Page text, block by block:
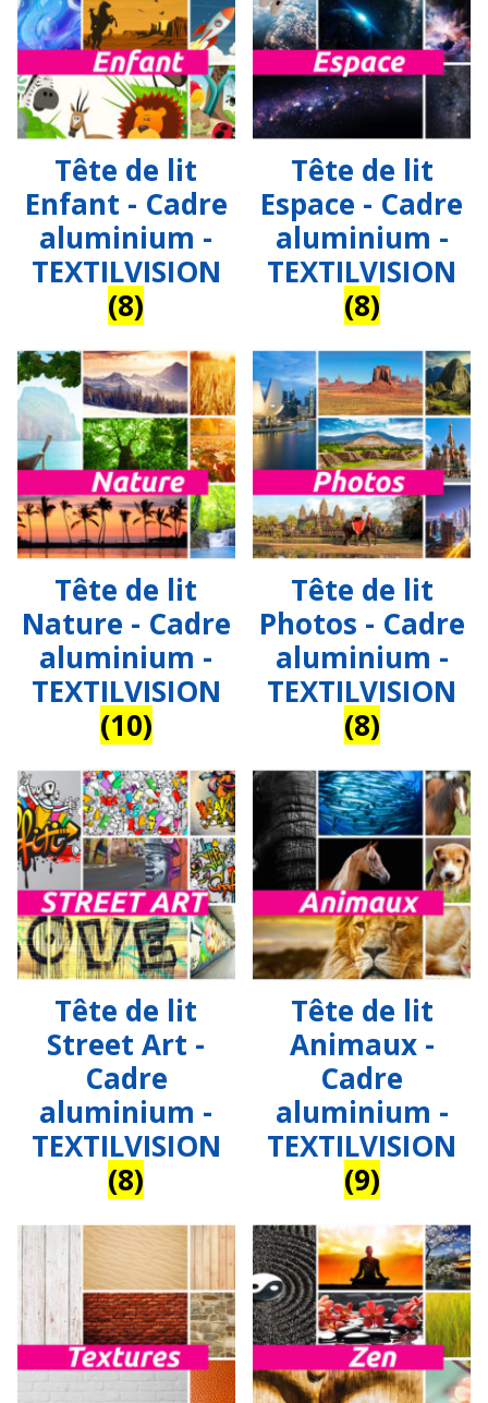
Tête de lit
Enfant - Cadre
aluminium -
TEXTILVISION
(8)
Tête de lit
Espace - Cadre
aluminium -
TEXTILVISION
(8)
Tête de lit
Nature - Cadre
aluminium -
TEXTILVISION
(10)
Tête de lit
Photos - Cadre
aluminium -
TEXTILVISION
(8)
Tête de lit
Street Art -
Cadre
aluminium -
TEXTILVISION
(8)
Tête de lit
Animaux -
Cadre
aluminium -
TEXTILVISION
(9)